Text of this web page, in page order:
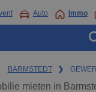
Auto Immo
BARMSTEDT ❯
mieten in